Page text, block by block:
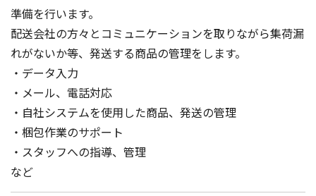
準備を行います。
配送会社の方々とコミュニケーションを取りながら集荷漏
れがないか等、発送する商品の管理をします。
・データ入力
・メール、電話対応
・自社システムを使用した商品、発送の管理
・梱包作業のサポート
・スタッフへの指導、管理
など